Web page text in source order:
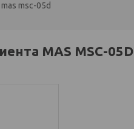
msc-05d
MAS MSC-05D